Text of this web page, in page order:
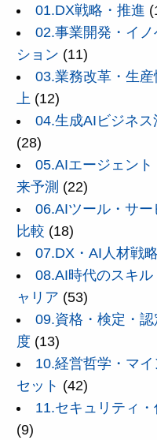
01.DX戦略・推進
02.事業開発・イノ
ション (11)
03.業務改革・生産
上 (12)
04.生成AIビジネス
(28)
05.AIエージェント
来予測 (22)
06.AIツール・サー
比較 (18)
07.DX・AI人材戦略
08.AI時代のスキル
ャリア (53)
09.資格・検定・認
度 (13)
10.経営哲学・マイ
セット (42)
11.セキュリティ・
(9)